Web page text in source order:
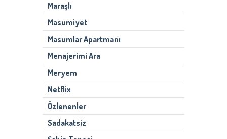
Maraşlı
Masumiyet
Masumlar Apartmanı
Menajerimi Ara
Meryem
Netflix
Özlenenler
Sadakatsiz